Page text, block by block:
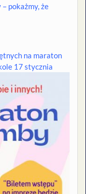
pokażmy, że
na maraton
17 stycznia